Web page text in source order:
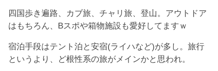
四国歩き遍路、カブ旅、チャリ旅、登山。アウトドア
はもちろん、Bスポや箱物施設も愛好してますｗ
宿泊手段はテント泊と安宿(ライハなど)が多し。旅行
というより、ど根性系の旅がメインかと思われ。